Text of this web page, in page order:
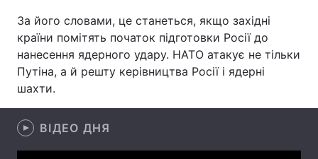
Техно і зв'язок Лайт
Зброя Інциденти
Цікавинки
За його словами, це станеться, якщо західні
країни помітять початок підготовки Росії до
нанесення ядерного удару. НАТО атакує не тільки
Путіна, а й решту керівництва Росії і ядерні
шахти.
ВІДЕО ДНЯ